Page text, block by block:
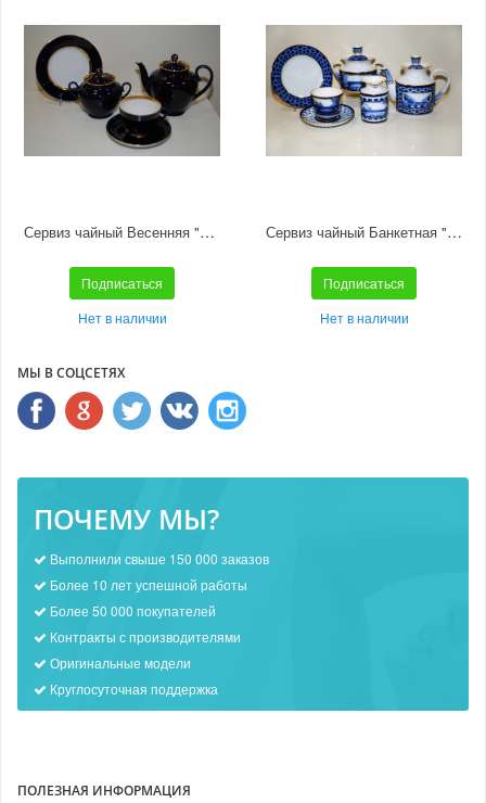
Сервиз чайный Весенняя "Ночь" 6/20
Подписаться
Нет в наличии
Сервиз чайный Банкетная "Мосты Санкт-Петербурга" 6/21
Подписаться
Нет в наличии
МЫ В СОЦСЕТЯХ
ПОЧЕМУ МЫ?
Выполнили свыше 150 000 заказов
Более 10 лет успешной работы
Более 50 000 покупателей
Контракты с производителями
Оригинальные модели
Круглосуточная поддержка
ПОЛЕЗНАЯ ИНФОРМАЦИЯ